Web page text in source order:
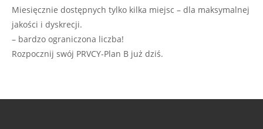
Miesięcznie dostępnych tylko kilka miejsc – dla maksymalnej
jakości i dyskrecji.
– bardzo ograniczona liczba!
Rozpocznij swój PRVCY-Plan B już dziś.